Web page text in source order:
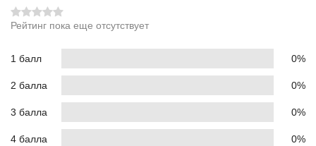
Рейтинг пока еще отсутствует
1 балл 0%
2 балла 0%
3 балла 0%
4 балла 0%